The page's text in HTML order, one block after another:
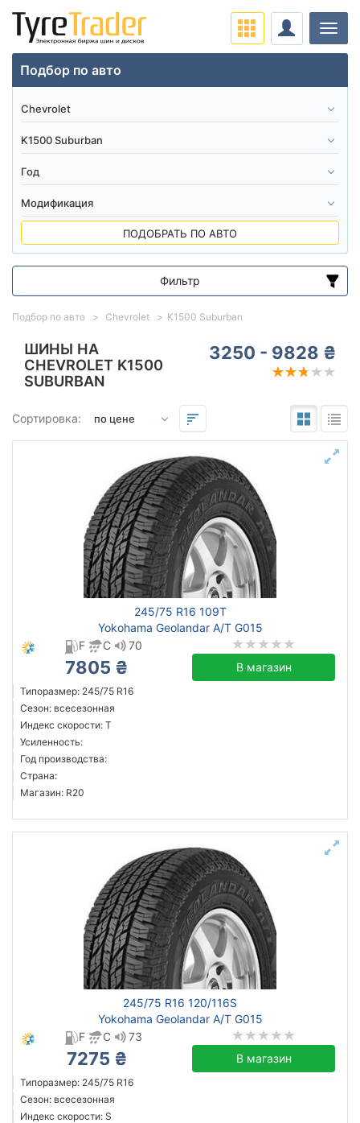
ШИНЫ НА
CHEVROLET K1500
SUBURBAN
3250 - 9828 ₴
Сортировка:
245/75 R16 109T
Yokohama Geolandar A/T G015
F
C 70
7805 ₴ В магазин
Типоразмер: 245/75 R16
Сезон: всесезонная
Индекс скорости: T
Усиленность:
Год производства:
Страна:
Магазин: R20
245/75 R16 120/116S
Yokohama Geolandar A/T G015
F
C 73
7275 ₴ В магазин
Типоразмер: 245/75 R16
Сезон: всесезонная
Индекс скорости: S
Подбор по авто Chevrolet K1500 Suburban
Подбор по авто
ПОДОБРАТЬ ПО АВТО
Фильтр
Диапазон цен
от
245
всесезонная
зимняя нешип
зимняя шип
Hankook
Sailun
Goodyear
Aplus
Aptany
Atlander
Тип транспортного средства
Усиленная шина
Год производства
Страна производства
Сбросить Подобрать